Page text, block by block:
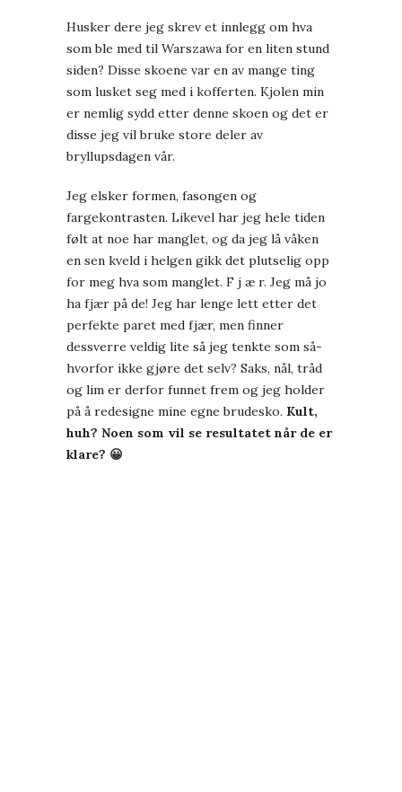
Husker dere jeg skrev et innlegg om hva
som ble med til Warszawa for en liten stund
siden? Disse skoene var en av mange ting
som lusket seg med i kofferten. Kjolen min
er nemlig sydd etter denne skoen og det er
disse jeg vil bruke store deler av
bryllupsdagen vår.
Jeg elsker formen, fasongen og
fargekontrasten. Likevel har jeg hele tiden
følt at noe har manglet, og da jeg lå våken
en sen kveld i helgen gikk det plutselig opp
for meg hva som manglet. F j æ r. Jeg må jo
ha fjær på de! Jeg har lenge lett etter det
perfekte paret med fjær, men finner
dessverre veldig lite så jeg tenkte som så-
hvorfor ikke gjøre det selv? Saks, nål, tråd
og lim er derfor funnet frem og jeg holder
på å redesigne mine egne brudesko. Kult,
huh? Noen som vil se resultatet når de er
klare? 😀